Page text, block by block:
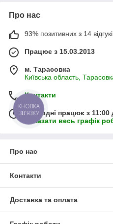
Про нас
93% позитивних з 14
Працює з 15.03.2013
м. Тарасовка
Київська область,
Контакти
Сьогодні працює з 11:00
Показати весь графік
Про нас
Контакти
Доставка та оплата
КНОПКА
ЗВ'ЯЗКУ